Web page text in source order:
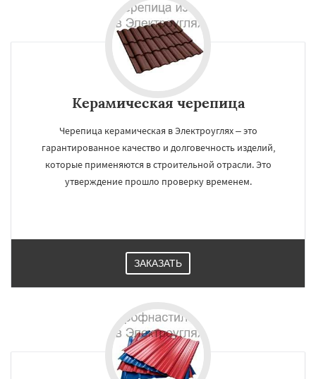
Керамическая черепица
Черепица керамическая в Электроуглях – это
гарантированное качество и долговечность изделий,
которые применяются в строительной отрасли. Это
утверждение прошло проверку временем.
ЗАКАЗАТЬ